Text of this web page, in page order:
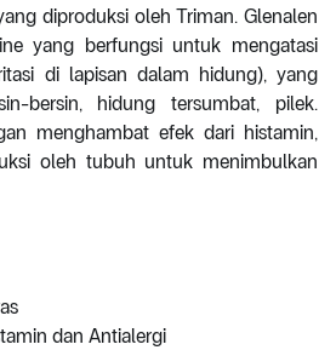
diproduksi oleh Triman. Glenalen
yang berfungsi untuk mengatasi
di lapisan dalam hidung), yang
bersin, hidung tersumbat, pilek.
menghambat efek dari histamin,
oleh tubuh untuk menimbulkan
dan Antialergi